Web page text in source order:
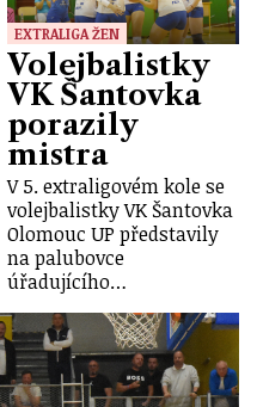
EXTRALIGA ŽEN
Volejbalistky
VK Šantovka
porazily
mistra
V 5. extraligovém kole se
volejbalistky VK Šantovka
Olomouc UP představily
na palubovce
úřadujícího…